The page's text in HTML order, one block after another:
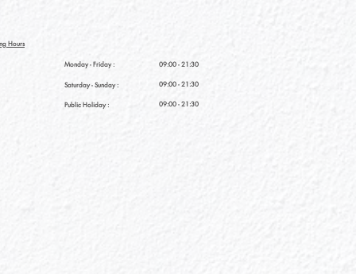
Hours
Monday - Friday :
Saturday- Sunday :
Public Holiday :
09:00 - 21:30
09:00 - 21:30
09:00 - 21:30